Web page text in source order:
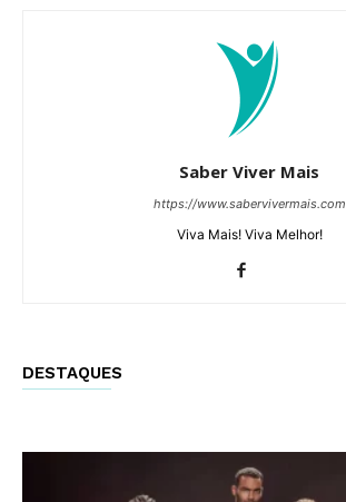
Saber Viver Mais
https://www.sabervivermais.com
Viva Mais! Viva Melhor!
DESTAQUES